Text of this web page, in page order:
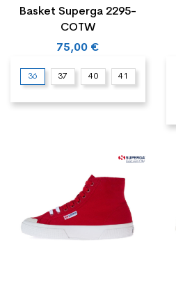
Basket Superga 2295-
COTW
75,00 €
36 37 40 41